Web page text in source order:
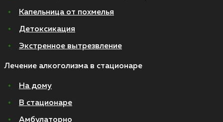
Капельница от похмелья
Детоксикация
Экстренное вытрезвление
Лечение алкоголизма в стационаре
На дому
В стационаре
Амбулаторно